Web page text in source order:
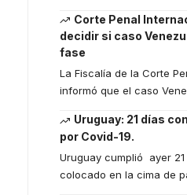
Corte Penal
decidir si caso
fase
La Fiscalía de la Corte
informó que el caso
Uruguay: 21 días
por Covid-19.
Uruguay cumplió ayer
colocado en la cima de